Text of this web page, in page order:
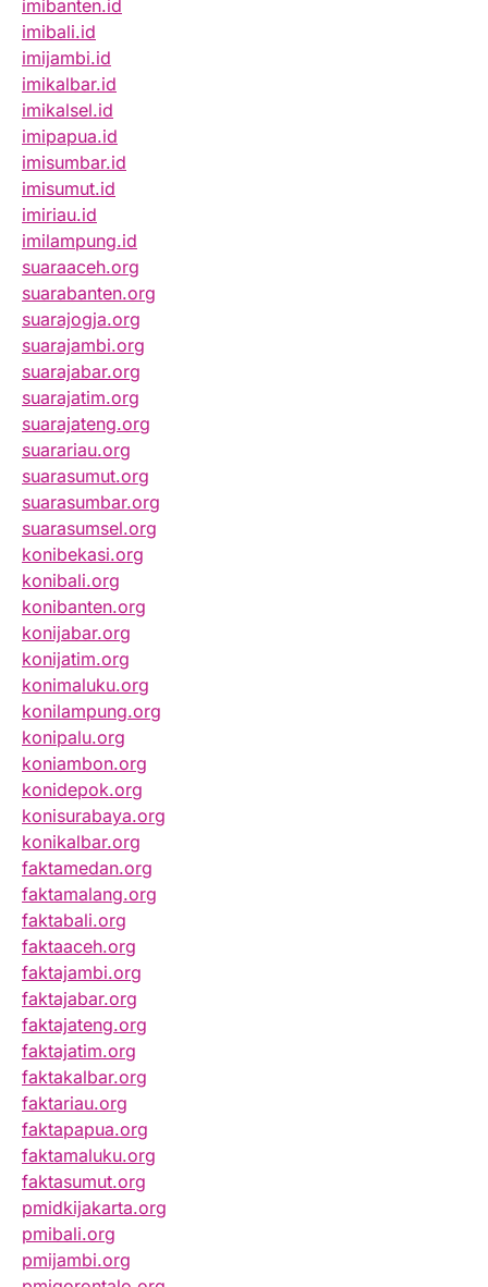
imibanten.id
imibali.id
imijambi.id
imikalbar.id
imikalsel.id
imipapua.id
imisumbar.id
imisumut.id
imiriau.id
imilampung.id
suaraaceh.org
suarabanten.org
suarajogja.org
suarajambi.org
suarajabar.org
suarajatim.org
suarajateng.org
suarariau.org
suarasumut.org
suarasumbar.org
suarasumsel.org
konibekasi.org
konibali.org
konibanten.org
konijabar.org
konijatim.org
konimaluku.org
konilampung.org
konipalu.org
koniambon.org
konidepok.org
konisurabaya.org
konikalbar.org
faktamedan.org
faktamalang.org
faktabali.org
faktaaceh.org
faktajambi.org
faktajabar.org
faktajateng.org
faktajatim.org
faktakalbar.org
faktariau.org
faktapapua.org
faktamaluku.org
faktasumut.org
pmidkijakarta.org
pmibali.org
pmijambi.org